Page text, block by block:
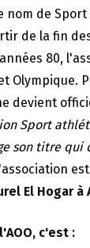
nom de
de la fin
80,
Olympique.
devient
Sport
son titre qui
El Hogar à
c'est :